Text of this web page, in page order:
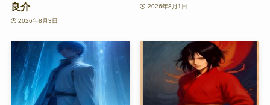
良介
2026年8月3日
2026年8月1日